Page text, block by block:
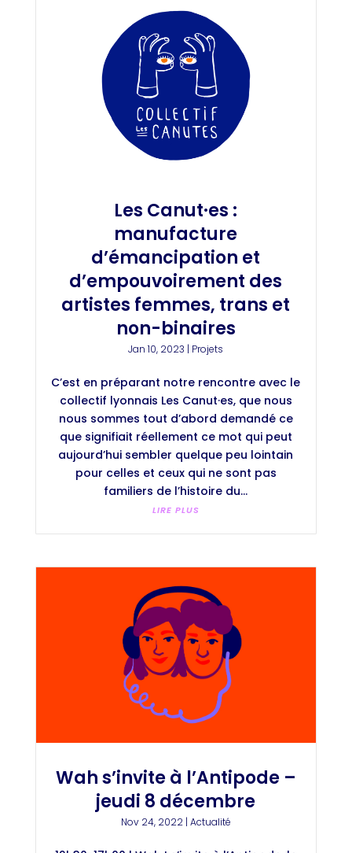
Les Canut·es :
manufacture
d’émancipation et
d’empouvoirement des
artistes femmes, trans et
non-binaires
Jan 10, 2023 | Projets
C’est en préparant notre rencontre avec le
collectif lyonnais Les Canut·es, que nous
nous sommes tout d’abord demandé ce
que signifiait réellement ce mot qui peut
aujourd’hui sembler quelque peu lointain
pour celles et ceux qui ne sont pas
familiers de l’histoire du...
LIRE PLUS
Wah s’invite à l’Antipode –
jeudi 8 décembre
Nov 24, 2022| Actualité